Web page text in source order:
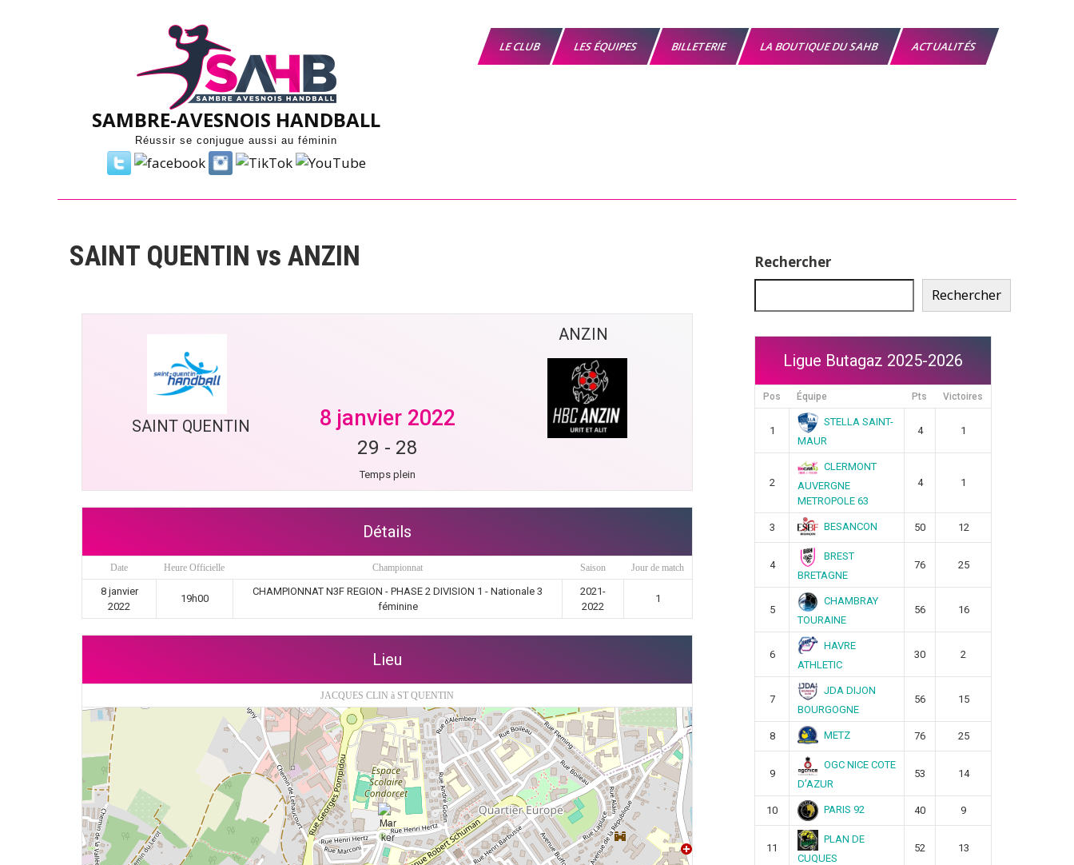
SAMBRE-AVESNOIS HANDBALL
Réussir se conjugue aussi au féminin
LE CLUB LES ÉQUIPES BILLETERIE LA BOUTIQUE DU SAHB ACTUALITÉS
SAINT QUENTIN vs ANZIN
SAINT QUENTIN
ANZIN
8 janvier 2022
29 - 28
Temps plein
Détails
Date Heure Officielle Championnat Saison Jour de match
8 janvier
2022
19h00
CHAMPIONNAT N3F REGION - PHASE 2 DIVISION 1 - Nationale 3
féminine
2021-
2022
1
Lieu
JACQUES CLIN à ST QUENTIN
Rechercher
Rechercher
Ligue Butagaz 2025-2026
Pos Équipe Pts Victoires
1
STELLA SAINT-
MAUR
4 1
2
CLERMONT
AUVERGNE
METROPOLE 63
4 1
3 BESANCON 50 12
4
BREST
BRETAGNE
76 25
5
CHAMBRAY
TOURAINE
56 16
6
HAVRE
ATHLETIC
30 2
7
JDA DIJON
BOURGOGNE
56 15
8 METZ 76 25
9
OGC NICE COTE
D’AZUR
53 14
10 PARIS 92 40 9
11
PLAN DE
CUQUES
52 13